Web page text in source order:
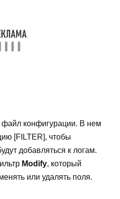
конфигурации. В нем
[FILTER], чтобы
добавляться к логам.
Modify, который
или удалять поля.